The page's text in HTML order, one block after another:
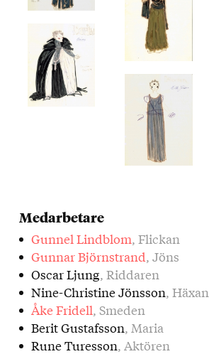
Medarbetare
Gunnel Lindblom, Flickan
Gunnar Björnstrand, Jöns
Oscar Ljung, Riddaren
Nine-Christine Jönsson, Häxan
Åke Fridell, Smeden
Berit Gustafsson, Maria
Rune Turesson, Aktören